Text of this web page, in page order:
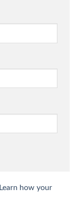
Learn how your